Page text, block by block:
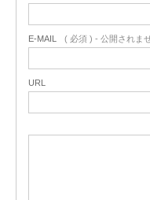
E-MAIL ( 必須 ) - 公開されま
URL